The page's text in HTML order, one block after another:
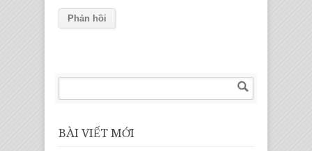
BÀI VIẾT MỚI